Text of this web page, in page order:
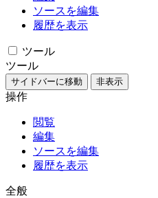
ソースを編集
履歴を表示
ツール
ツール
サイドバーに移動 非表示
操作
閲覧
編集
ソースを編集
履歴を表示
全般